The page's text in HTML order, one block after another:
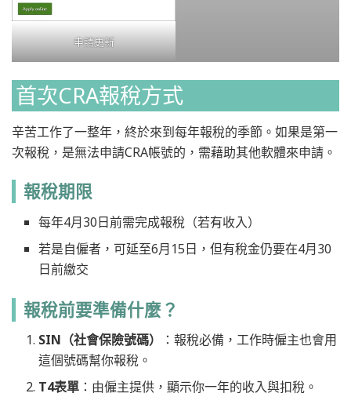
申請更新
首次CRA報稅方式
辛苦工作了一整年，終於來到每年報稅的季節。如果是第一
次報稅，是無法申請CRA帳號的，需藉助其他軟體來申請。
報稅期限
每年4月30日前需完成報稅（若有收入）
若是自僱者，可延至6月15日，但有稅金仍要在4月30
日前繳交
報稅前要準備什麼？
SIN（社會保險號碼）
：報稅必備，工作時僱主也會用
這個號碼幫你報稅。
T4表單 ：由僱主提供，顯示你一年的收入與扣稅。